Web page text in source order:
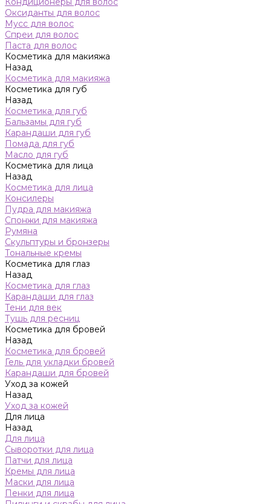
Оксиданты для волос
Мусс для волос
Спреи для волос
Паста для волос
Косметика для макияжа
Назад
Косметика для макияжа
Косметика для губ
Назад
Косметика для губ
Бальзамы для губ
Карандаши для губ
Помада для губ
Масло для губ
Косметика для лица
Назад
Косметика для лица
Консилеры
Пудра для макияжа
Спонжи для макияжа
Румяна
Скульптуры и бронзеры
Тональные кремы
Косметика для глаз
Назад
Косметика для глаз
Карандаши для глаз
Тени для век
Тушь для ресниц
Косметика для бровей
Назад
Косметика для бровей
Гель для укладки бровей
Карандаши для бровей
Уход за кожей
Назад
Уход за кожей
Для лица
Назад
Для лица
Сыворотки для лица
Патчи для лица
Кремы для лица
Маски для лица
Пенки для лица